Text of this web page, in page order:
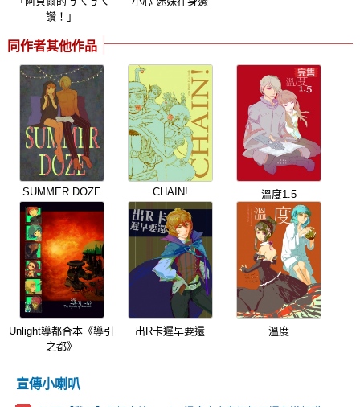
讚！」
同作者其他作品
SUMMER DOZE CHAIN! 溫度1.5
Unlight導都合本《導引
之都》
出R卡遲早要還 溫度
宣傳小喇叭